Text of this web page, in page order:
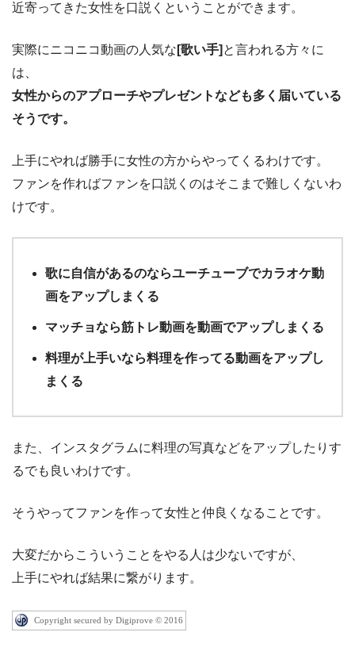
近寄ってきた女性を口説くということができます。
実際にニコニコ動画の人気な [歌い手] と言われる方々に
は、
女性からのアプローチやプレゼントなども多く届いている
そうです。
上手にやれば勝手に女性の方からやってくるわけです。
ファンを作ればファンを口説くのはそこまで難しくないわ
けです。
歌に自信があるのならユーチューブでカラオケ動
画をアップしまくる
マッチョなら筋トレ動画を動画でアップしまくる
料理が上手いなら料理を作ってる動画をアップし
まくる
また、インスタグラムに料理の写真などをアップしたりす
るでも良いわけです。
そうやってファンを作って女性と仲良くなることです。
大変だからこういうことをやる人は少ないですが、
上手にやれば結果に繋がります。
Copyright secured by Digiprove © 2016